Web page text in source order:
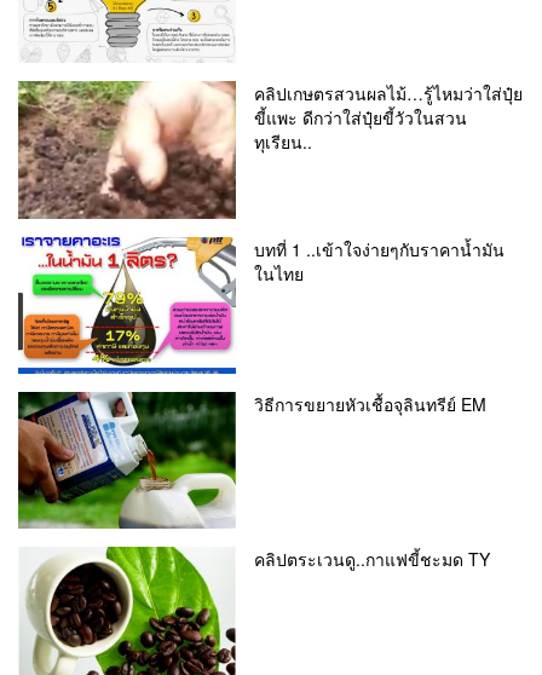
คลิปเกษตรสวนผลไม้…รู้ไหมว่าใส่ปุ๋ย
ขี้แพะ ดีกว่าใส่ปุ๋ยขี้วัวในสวน
ทุเรียน..
บทที่ 1 ..เข้าใจง่ายๆกับราคาน้ำมัน
ในไทย
วิธีการขยายหัวเชื้อจุลินทรีย์ EM
คลิปตระเวนดู..กาแฟขี้ชะมด TY